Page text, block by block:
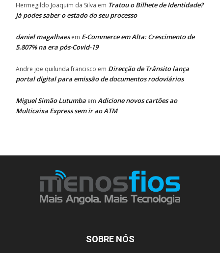
Hermegildo Joaquim da Silva em Tratou o Bilhete de Identidade?
Já podes saber o estado do seu processo
daniel magalhaesem E-Commerce em Alta: Crescimento de
5.807% na era pós-Covid-19
Andre joe quilunda francisco em Direcção de Trânsito lança
portal digital para emissão de documentos rodoviários
Miguel Simão Lutumba em Adicione novos cartões ao
Multicaixa Express sem ir ao ATM
SOBRE NÓS